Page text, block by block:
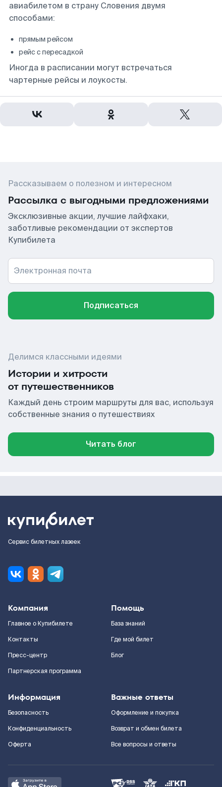
авиабилетом в страну Словения двумя
способами:
прямым рейсом
рейс с пересадкой
Иногда в расписании могут встречаться
чартерные рейсы и лоукосты.
Рассказываем о полезном и интересном
Рассылка с выгодными предложениями
Эксклюзивные акции, лучшие лайфхаки,
заботливые рекомендации от экспертов
Купибилета
Электронная почта
Подписаться
Делимся классными идеями
Истории и хитрости
от путешественников
Каждый день строим маршруты для вас, используя
собственные знания о путешествиях
Читать блог
Сервис билетных лазеек
Компания
Главное о Купибилете
Контакты
Пресс-центр
Партнерская программа
Помощь
База знаний
Где мой билет
Блог
Информация
Безопасность
Конфиденциальность
Оферта
Важные ответы
Оформление и покупка
Возврат и обмен билета
Все вопросы и ответы